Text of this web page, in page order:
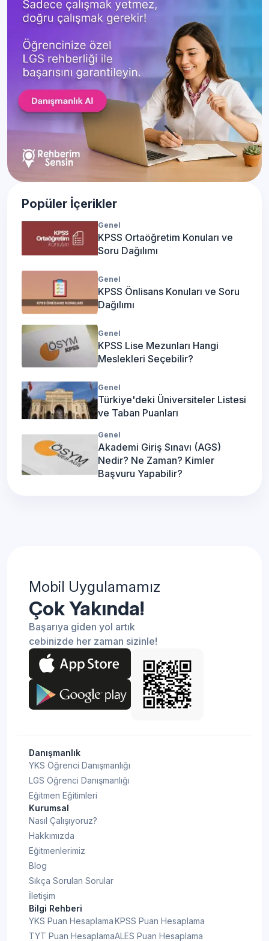
Popüler İçerikler
Genel
KPSS Ortaöğretim Konuları ve
Soru Dağılımı
Genel
KPSS Önlisans Konuları ve Soru
Dağılımı
Genel
KPSS Lise Mezunları Hangi
Meslekleri Seçebilir?
Genel
Türkiye'deki Üniversiteler Listesi
ve Taban Puanları
Genel
Akademi Giriş Sınavı (AGS)
Nedir? Ne Zaman? Kimler
Başvuru Yapabilir?
Mobil Uygulamamız
Çok Yakında!
Başarıya giden yol artık
cebinizde her zaman sizinle!
Danışmanlık
YKS Öğrenci Danışmanlığı
LGS Öğrenci Danışmanlığı
Eğitmen Eğitimleri
Kurumsal
Nasıl Çalışıyoruz?
Hakkımızda
Eğitmenlerimiz
Blog
Sıkça Sorulan Sorular
İletişim
Bilgi Rehberi
YKS Puan Hesaplama
TYT Puan Hesaplama
KPSS Puan Hesaplama
ALES Puan Hesaplama